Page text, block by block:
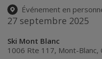
Événement en
27 septembre 2025
Ski Mont Blanc
1006 Rte 117, Mont-Blanc,